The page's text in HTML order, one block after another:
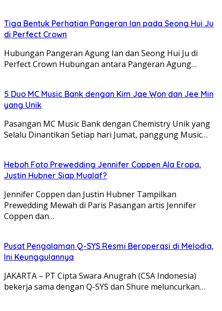
Tiga Bentuk Perhatian Pangeran Ian pada Seong Hui Ju
di Perfect Crown
Hubungan Pangeran Agung Ian dan Seong Hui Ju di
Perfect Crown Hubungan antara Pangeran Agung…
5 Duo MC Music Bank dengan Kim Jae Won dan Jee Min
yang Unik
Pasangan MC Music Bank dengan Chemistry Unik yang
Selalu Dinantikan Setiap hari Jumat, panggung Music…
Heboh Foto Prewedding Jennifer Coppen Ala Eropa,
Justin Hubner Siap Mualaf?
Jennifer Coppen dan Justin Hubner Tampilkan
Prewedding Mewah di Paris Pasangan artis Jennifer
Coppen dan…
Pusat Pengalaman Q-SYS Resmi Beroperasi di Melodia,
Ini Keunggulannya
JAKARTA – PT Cipta Swara Anugrah (CSA Indonesia)
bekerja sama dengan Q-SYS dan Shure meluncurkan…